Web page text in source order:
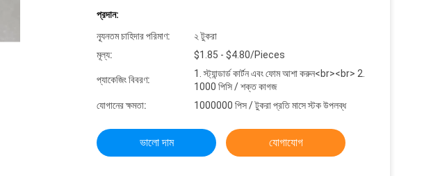
প্রদান:
ন্যূনতম চাহিদার পরিমাণ:
২ টুকরা
মূল্য:
$1.85 - $4.80/Pieces
প্যাকেজিং বিবরণ:
1. স্ট্যান্ডার্ড কার্টন এবং ফোম আশা করুন<br><br> 2.
1000 পিসি / শক্ত কাগজ
যোগানের ক্ষমতা:
1000000 পিস / টুকরা প্রতি মাসে স্টক উপলব্ধ
ভালো দাম যোগাযোগ